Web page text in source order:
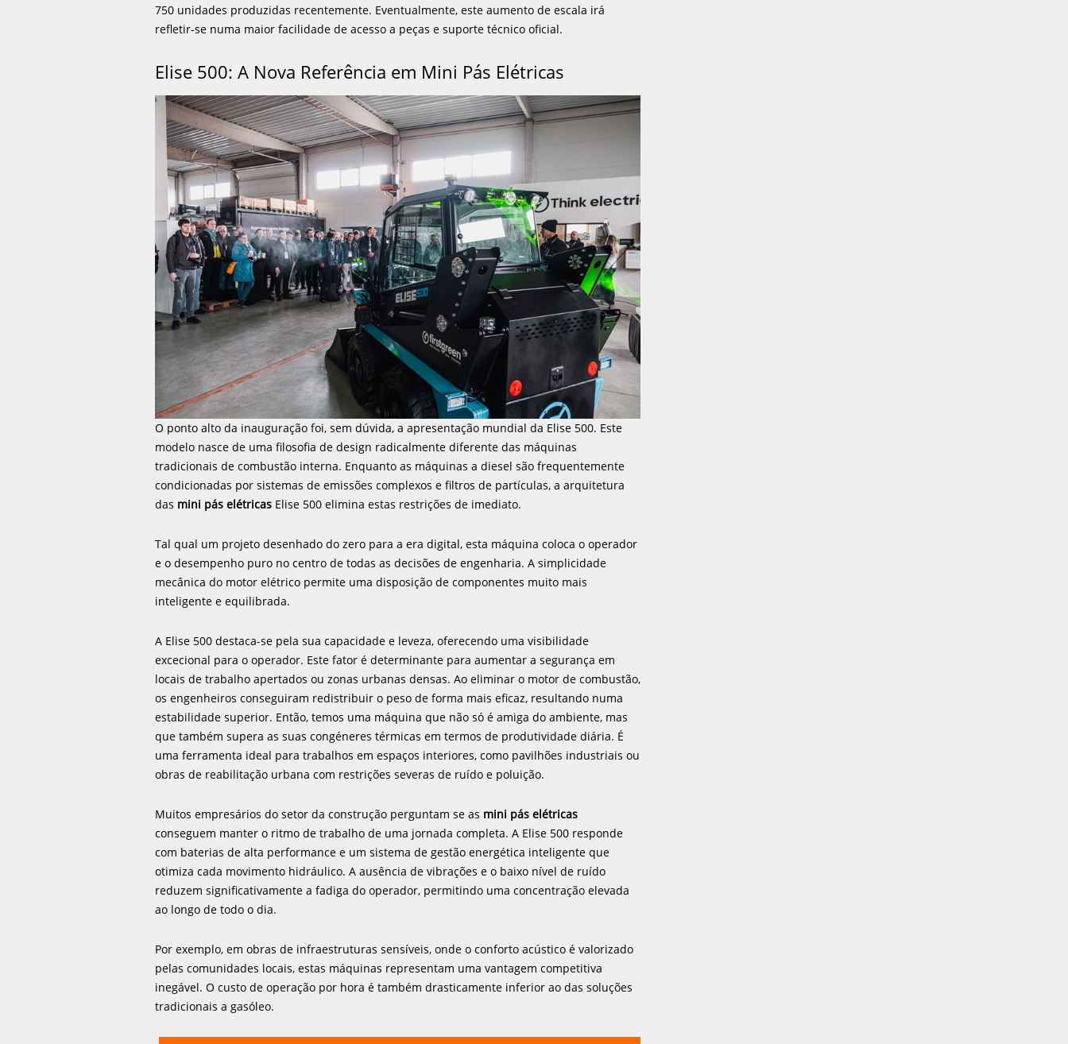
750 unidades produzidas recentemente. Eventualmente, este aumento de escala irá
refletir-se numa maior facilidade de acesso a peças e suporte técnico oficial.
Elise 500: A Nova Referência em Mini Pás Elétricas
O ponto alto da inauguração foi, sem dúvida, a apresentação mundial da Elise 500. Este
modelo nasce de uma filosofia de design radicalmente diferente das máquinas
tradicionais de combustão interna. Enquanto as máquinas a diesel são frequentemente
condicionadas por sistemas de emissões complexos e filtros de partículas, a arquitetura
das mini pás elétricasElise 500 elimina estas restrições de imediato.
Tal qual um projeto desenhado do zero para a era digital, esta máquina coloca o operador
e o desempenho puro no centro de todas as decisões de engenharia. A simplicidade
mecânica do motor elétrico permite uma disposição de componentes muito mais
inteligente e equilibrada.
A Elise 500 destaca-se pela sua capacidade e leveza, oferecendo uma visibilidade
excecional para o operador. Este fator é determinante para aumentar a segurança em
locais de trabalho apertados ou zonas urbanas densas. Ao eliminar o motor de combustão,
os engenheiros conseguiram redistribuir o peso de forma mais eficaz, resultando numa
estabilidade superior. Então, temos uma máquina que não só é amiga do ambiente, mas
que também supera as suas congéneres térmicas em termos de produtividade diária. É
uma ferramenta ideal para trabalhos em espaços interiores, como pavilhões industriais ou
obras de reabilitação urbana com restrições severas de ruído e poluição.
Muitos empresários do setor da construção perguntam se as mini pás elétricas
conseguem manter o ritmo de trabalho de uma jornada completa. A Elise 500 responde
com baterias de alta performance e um sistema de gestão energética inteligente que
otimiza cada movimento hidráulico. A ausência de vibrações e o baixo nível de ruído
reduzem significativamente a fadiga do operador, permitindo uma concentração elevada
ao longo de todo o dia.
Por exemplo, em obras de infraestruturas sensíveis, onde o conforto acústico é valorizado
pelas comunidades locais, estas máquinas representam uma vantagem competitiva
inegável. O custo de operação por hora é também drasticamente inferior ao das soluções
tradicionais a gasóleo.